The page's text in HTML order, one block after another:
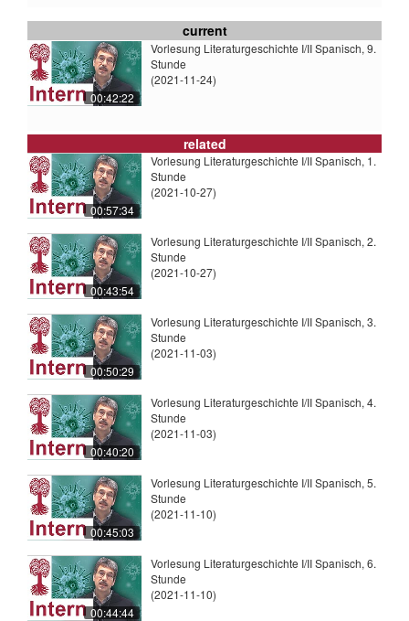
current
00:42:22
Vorlesung Literaturgeschichte I/II Spanisch, 9.
Stunde
(2021-11-24)
related
00:57:34
Vorlesung Literaturgeschichte I/II Spanisch, 1.
Stunde
(2021-10-27)
00:43:54
Vorlesung Literaturgeschichte I/II Spanisch, 2.
Stunde
(2021-10-27)
00:50:29
Vorlesung Literaturgeschichte I/II Spanisch, 3.
Stunde
(2021-11-03)
00:40:20
Vorlesung Literaturgeschichte I/II Spanisch, 4.
Stunde
(2021-11-03)
00:45:03
Vorlesung Literaturgeschichte I/II Spanisch, 5.
Stunde
(2021-11-10)
00:44:44
Vorlesung Literaturgeschichte I/II Spanisch, 6.
Stunde
(2021-11-10)